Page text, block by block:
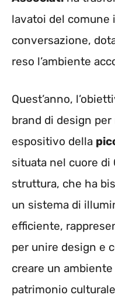
lavatoi del comune
conversazione,
reso l’ambiente
Quest’anno,
brand di design
espositivo della
situata nel cuore di
struttura, che ha
un sistema di
efficiente,
per unire design e
creare un
patrimonio